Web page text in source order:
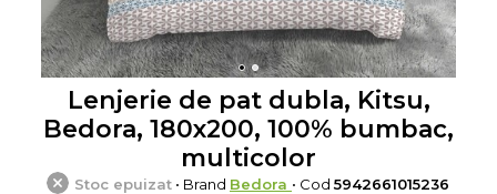
Lenjerie de pat dubla, Kitsu,
Bedora, 180x200, 100% bumbac,
multicolor
Stoc epuizat • Brand Bedora • Cod5942661015236